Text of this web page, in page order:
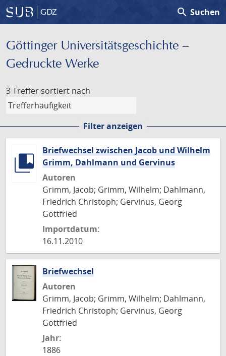
GDZ search Suchen
Göttinger Universitäts­geschichte –
Gedruckte Werke
3 Treffer sortiert nach
Filter anzeigen
Briefwechsel zwischen Jacob und Wilhelm
Grimm, Dahlmann und Gervinus
Autoren
Grimm, Jacob; Grimm, Wilhelm; Dahlmann,
Friedrich Christoph; Gervinus, Georg
Gottfried
Importdatum:
16.11.2010
Briefwechsel
Autoren
Grimm, Jacob; Grimm, Wilhelm; Dahlmann,
Friedrich Christoph; Gervinus, Georg
Gottfried
Jahr:
1886